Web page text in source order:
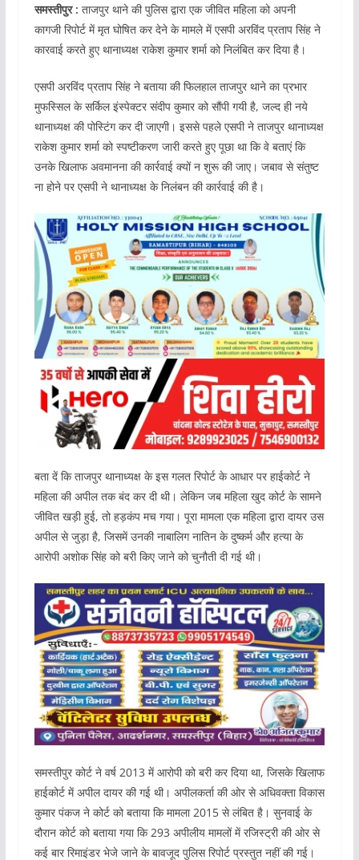
समस्तीपुर : ताजपुर थाने की पुलिस द्वारा एक जीवित महिला को अपनी
कागजी रिपोर्ट में मृत घोषित कर देने के मामले में एसपी अरविंद प्रताप सिंह ने
कारवाई करते हुए थानाध्यक्ष राकेश कुमार शर्मा को निलंबित कर दिया है।
एसपी अरविंद प्रताप सिंह ने बताया की फिलहाल ताजपुर थाने का प्रभार
मुफस्सिल के सर्किल इंस्पेक्टर संदीप कुमार को सौंपी गयी है, जल्द ही नये
थानाध्यक्ष की पोस्टिंग कर दी जाएगी। इससे पहले एसपी ने ताजपुर थानाध्यक्ष
राकेश कुमार शर्मा को स्पष्टीकरण जारी करते हुए पूछा था कि वे बताएं कि
उनके खिलाफ अवमानना की कार्रवाई क्यों न शुरू की जाए। जबाव से संतुष्ट
ना होने पर एसपी ने थानाध्यक्ष के निलंबन की कार्रवाई की है।
बता दें कि ताजपुर थानाध्यक्ष के इस गलत रिपोर्ट के आधार पर हाईकोर्ट ने
महिला की अपील तक बंद कर दी थी। लेकिन जब महिला खुद कोर्ट के सामने
जीवित खड़ी हुई, तो हड़कंप मच गया। पूरा मामला एक महिला द्वारा दायर उस
अपील से जुड़ा है, जिसमें उनकी नाबालिग नातिन के दुष्कर्म और हत्या के
आरोपी अशोक सिंह को बरी किए जाने को चुनौती दी गई थी।
समस्तीपुर कोर्ट ने वर्ष 2013 में आरोपी को बरी कर दिया था, जिसके खिलाफ
हाईकोर्ट में अपील दायर की गई थी। अपीलकर्ता की ओर से अधिवक्ता विकास
कुमार पंकज ने कोर्ट को बताया कि मामला 2015 से लंबित है। सुनवाई के
दौरान कोर्ट को बताया गया कि 293 अपीलीय मामलों में रजिस्ट्री की ओर से
कई बार रिमाइंडर भेजे जाने के बावजूद पुलिस रिपोर्ट प्रस्तुत नहीं की गई।